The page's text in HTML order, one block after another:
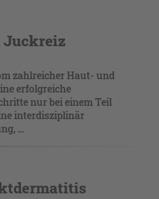
Juckreiz
zahlreicher Haut- und
erfolgreiche
nur bei einem Teil
interdisziplinär
...